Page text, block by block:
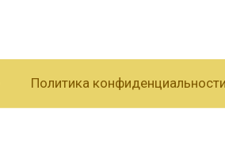
Политика конфиденциальности